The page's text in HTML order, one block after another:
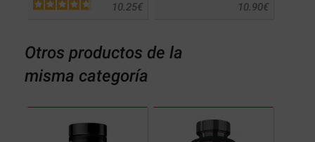
€
10.25 €
10.90
Otros productos de la
misma categoría